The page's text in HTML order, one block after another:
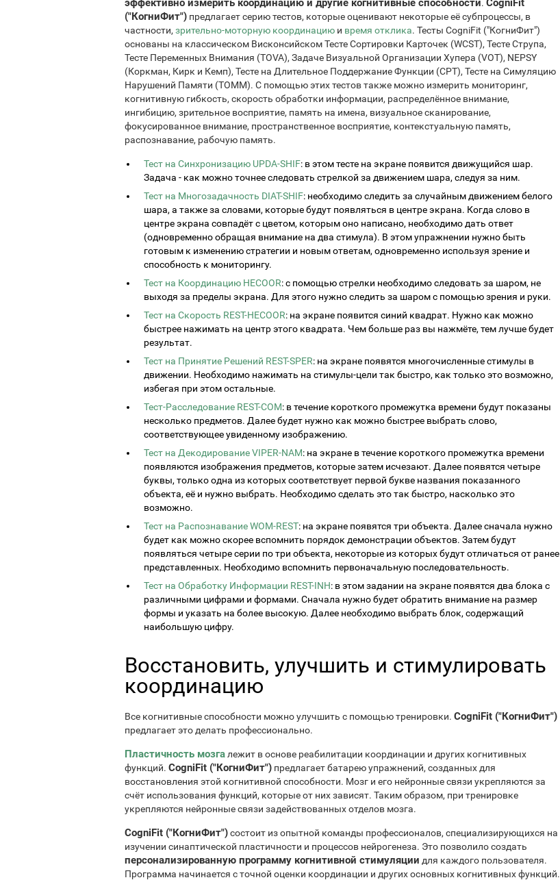
эффективно измерить координацию и другие когнитивные способности. CogniFit
("КогниФит") предлагает серию тестов, которые оценивают некоторые её субпроцессы, в
частности, зрительно-моторную координацию и время отклика. Тесты CogniFit ("КогниФит")
основаны на классическом Висконсийском Тесте Сортировки Карточек (WCST), Тесте Струпа,
Тесте Переменных Внимания (TOVA), Задаче Визуальной Организации Хупера (VOT), NEPSY
(Коркман, Кирк и Кемп), Тесте на Длительное Поддержание Функции (CPT), Тесте на Симуляцию
Нарушений Памяти (TOMM). С помощью этих тестов также можно измерить мониторинг,
когнитивную гибкость, скорость обработки информации, распределённое внимание,
ингибицию, зрительное восприятие, память на имена, визуальное сканирование,
фокусированное внимание, пространственное восприятие, контекстуальную память,
распознавание, рабочую память.
Тест на Синхронизацию UPDA-SHIF: в этом тесте на экране появится движущийся шар.
Задача - как можно точнее следовать стрелкой за движением шара, следуя за ним.
Тест на Многозадачность DIAT-SHIF: необходимо следить за случайным движением белого
шара, а также за словами, которые будут появляться в центре экрана. Когда слово в
центре экрана совпадёт с цветом, которым оно написано, необходимо дать ответ
(одновременно обращая внимание на два стимула). В этом упражнении нужно быть
готовым к изменению стратегии и новым ответам, одновременно используя зрение и
способность к мониторингу.
Тест на Координацию HECOOR: с помощью стрелки необходимо следовать за шаром, не
выходя за пределы экрана. Для этого нужно следить за шаром с помощью зрения и руки.
Тест на Скорость REST-HECOOR: на экране появится синий квадрат. Нужно как можно
быстрее нажимать на центр этого квадрата. Чем больше раз вы нажмёте, тем лучше будет
результат.
Тест на Принятие Решений REST-SPER: на экране появятся многочисленные стимулы в
движении. Необходимо нажимать на стимулы-цели так быстро, как только это возможно,
избегая при этом остальные.
Тест-Расследование REST-COM: в течение короткого промежутка времени будут показаны
несколько предметов. Далее будет нужно как можно быстрее выбрать слово,
соответствующее увиденному изображению.
Тест на Декодирование VIPER-NAM: на экране в течение короткого промежутка времени
появляются изображения предметов, которые затем исчезают. Далее появятся четыре
буквы, только одна из которых соответствует первой букве названия показанного
объекта, её и нужно выбрать. Необходимо сделать это так быстро, насколько это
возможно.
Тест на Распознавание WOM-REST: на экране появятся три объекта. Далее сначала нужно
будет как можно скорее вспомнить порядок демонстрации объектов. Затем будут
появляться четыре серии по три объекта, некоторые из которых будут отличаться от ранее
представленных. Необходимо вспомнить первоначальную последовательность.
Тест на Обработку Информации REST-INH: в этом задании на экране появятся два блока с
различными цифрами и формами. Сначала нужно будет обратить внимание на размер
формы и указать на более высокую. Далее необходимо выбрать блок, содержащий
наибольшую цифру.
Восстановить, улучшить и стимулировать
координацию
Все когнитивные способности можно улучшить с помощью тренировки. CogniFit ("КогниФит")
предлагает это делать профессионально.
Пластичность мозгалежит в основе реабилитации координации и других когнитивных
функций. CogniFit ("КогниФит") предлагает батарею упражнений, созданных для
восстановления этой когнитивной способности. Мозг и его нейронные связи укрепляются за
счёт использования функций, которые от них зависят. Таким образом, при тренировке
укрепляются нейронные связи задействованных отделов мозга.
CogniFit ("КогниФит")состоит из опытной команды профессионалов, специализирующихся на
изучении синаптической пластичности и процессов нейрогенеза. Это позволило создать
персонализированную программу когнитивной стимуляции для каждого пользователя.
Программа начинается с точной оценки координации и других основных когнитивных функций.